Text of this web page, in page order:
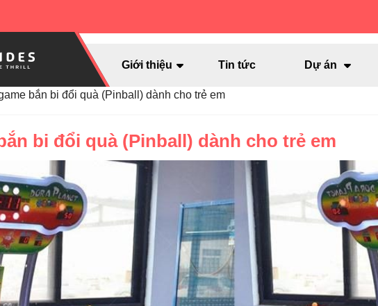
Giới thiệu Tin tức Dự án
bắn bi đổi quà (Pinball) dành cho trẻ em
bi đổi quà (Pinball) dành cho trẻ em